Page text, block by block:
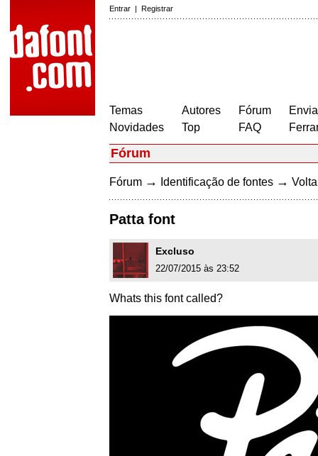
Entrar | Registrar
Temas
Novidades
Autores
Top
Fórum
FAQ
Fórum
Fórum → Identificação de fontes →
Patta font
Excluso
22/07/2015 às 23:52
Whats this font called?